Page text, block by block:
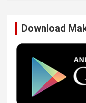
o r
Download